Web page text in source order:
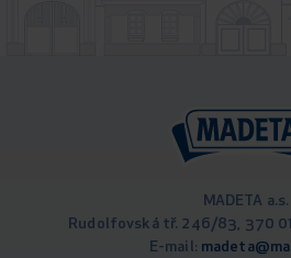
MADETA a.s.
Rudolfovská tř. 246/83, 370
E-mail: